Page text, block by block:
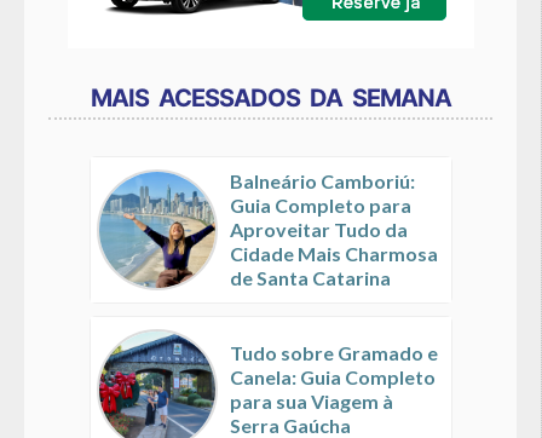
MAIS ACESSADOS DA SEMANA
Balneário Camboriú:
Guia Completo para
Aproveitar Tudo da
Cidade Mais Charmosa
de Santa Catarina
Tudo sobre Gramado e
Canela: Guia Completo
para sua Viagem à
Serra Gaúcha